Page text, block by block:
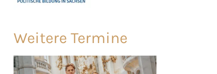
Weitere Termine